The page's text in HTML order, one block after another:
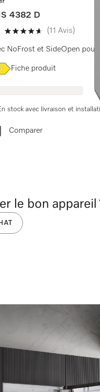
4382 D
4.7 étoiles sur 5
(11 Avis)
NoFrost et SideOpen
Online Label Flag, Etiquette
Fiche produit
stock avec livraison et
Comparer
le bon appareil